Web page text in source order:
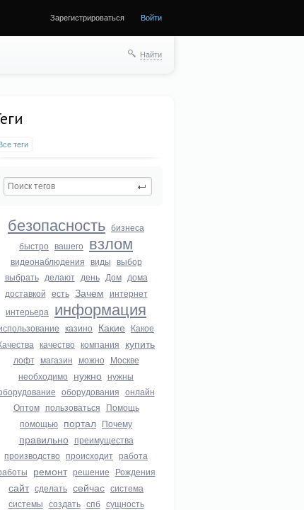
Зарегистрироваться Войти
Найти
теги
безопасность бизнеса
быстро вашего взлом
видеонаблюдения виды выбор
выбрать делают день Дом дома
доставкой есть Зачем интернет
интерьера информация
казино Какие Какое
качество компания купить
лофт магазин можно Москве
необходимо нужно нужны
оборудования онлайн
Оптом пользоваться Помощь
помощью портал Почему
правильно преимущества
производство происходит работа
ремонт решение Рождения
сайт сделать сейчас система
системы создать спб сущность